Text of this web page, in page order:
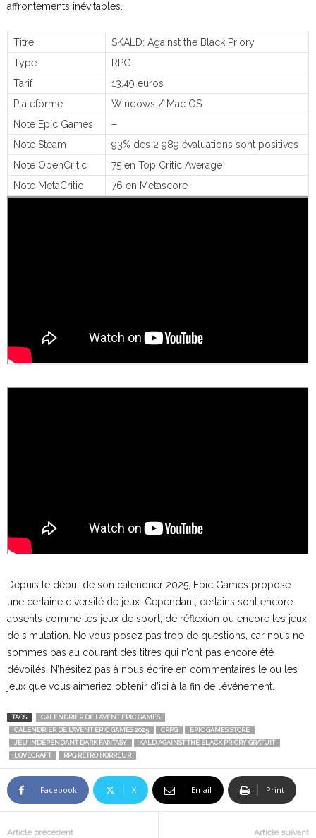
affrontements inévitables.
Titre
SKALD: Against the Black Priory
Type
RPG
Tarif
13,49 euros
Plateforme
Windows / Mac OS
Note Epic Games
–
Note Steam
93% des 2 989 évaluations sont positives
Note OpenCritic
75 en Top Critic Average
Note MetaCritic
76 en Metascore
Depuis le début de son calendrier 2025, Epic Games propose
une certaine diversité de jeux. Cependant, certains sont encore
absents comme les jeux de sport, de réflexion ou encore les jeux
de simulation. Ne vous posez pas trop de questions, car nous ne
sommes pas au courant des titres qui n’ont pas encore été
dévoilés. N’hésitez pas à nous écrire en commentaires le ou les
jeux que vous aimeriez obtenir d’ici à la fin de l’événement.
TAGS
CALENDRIER DE L'AVENT EPIC GAMES
CALENDRIER DE L'AVENT EPIC GAMES 2025
CRPG
EPIC GAMES STORE
JEU INDÉPENDANT DARK FANTASY
KALD AGAINST THE BLACK PRIORY GRATUIT
LOVECRAFT
RPG RÉTRO HORREUR
Facebook X Email Print
Article précédent Article suivant